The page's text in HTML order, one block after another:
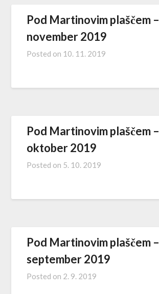
Pod Martinovim plaščem –
november 2019
Posted on 10. 11. 2019
Pod Martinovim plaščem –
oktober 2019
Posted on 5. 10. 2019
Pod Martinovim plaščem –
september 2019
Posted on 2. 9. 2019